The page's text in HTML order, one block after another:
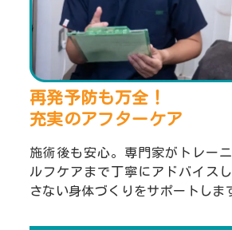
再発予防も万全！
充実のアフターケア
施術後も安心。専門家がトレー
ルフケアまで丁寧にアドバイス
さない身体づくりをサポートしま